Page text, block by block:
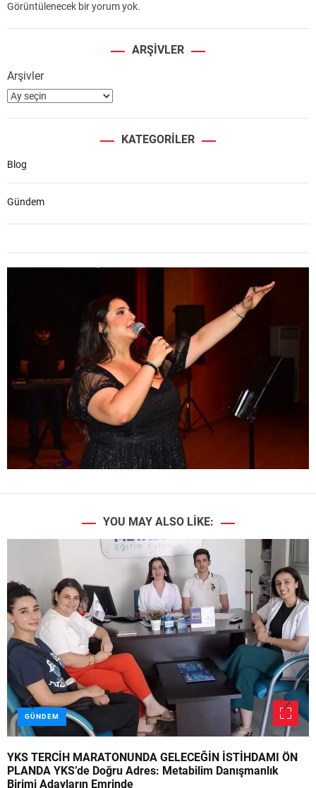
Görüntülenecek bir yorum yok.
ARŞIVLER
Arşivler
KATEGORILER
Blog
Gündem
YOU MAY ALSO LIKE:
GÜNDEM
YKS TERCİH MARATONUNDA GELECEĞİN İSTİHDAMI ÖN
PLANDA YKS’de Doğru Adres: Metabilim Danışmanlık
Birimi Adayların Emrinde